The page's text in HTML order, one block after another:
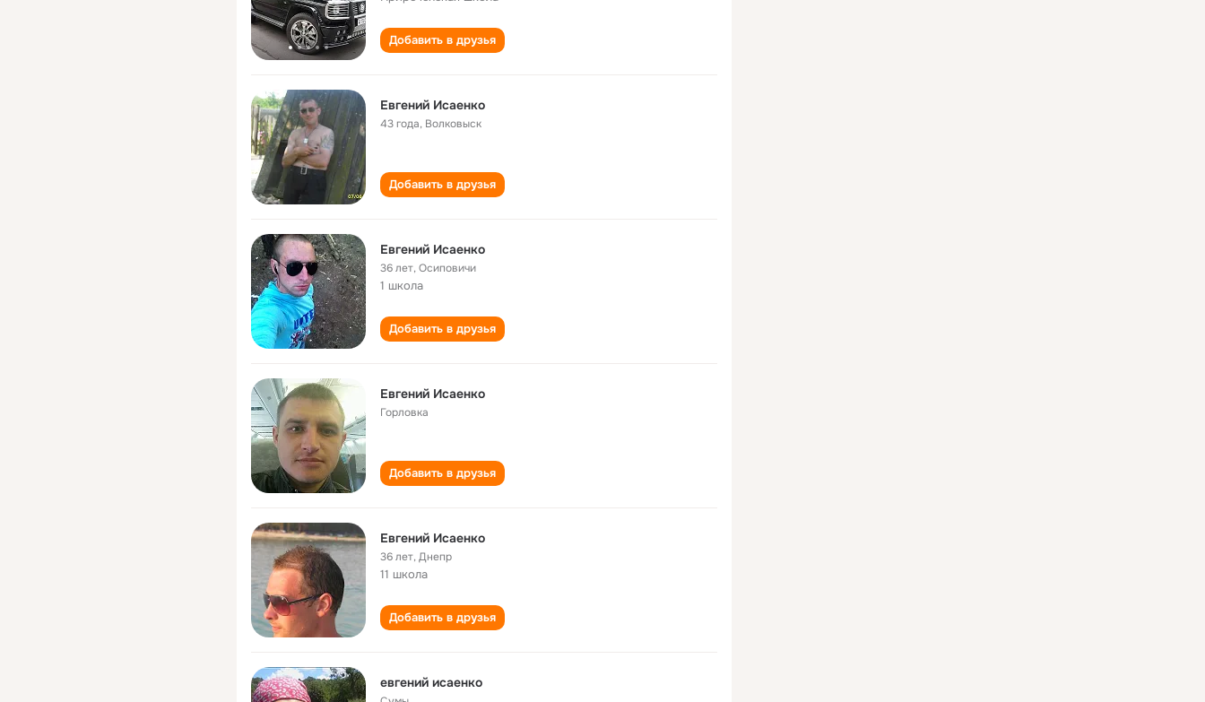
Добавить в друзья
Евгений Исаенко
43 года, Волковыск
Добавить в друзья
Евгений Исаенко
36 лет,Осиповичи
1 школа
Добавить в друзья
Евгений Исаенко
Горловка
Добавить в друзья
Евгений Исаенко
36 лет,Днепр
11 школа
Добавить в друзья
евгений исаенко